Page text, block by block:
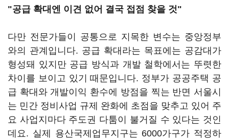
"공급 확대엔 이견 없어 결국 접점 찾을 것"
다만 전문가들이 공통으로 지목한 변수는 중앙정부
와의 관계입니다. 공급 확대라는 목표에는 공감대가
형성돼 있지만 공급 방식과 개발 철학에서는 뚜렷한
차이를 보이고 있기 때문입니다. 정부가 공공주택 공
급 확대와 개발이익 환수에 방점을 찍는 반면 서울시
는 민간 정비사업 규제 완화에 초점을 맞추고 있어 주
요 사업지마다 주도권 다툼이 불거질 수 있다는 것인
데요. 실제 용산국제업무지구는 6000가구가 적정하